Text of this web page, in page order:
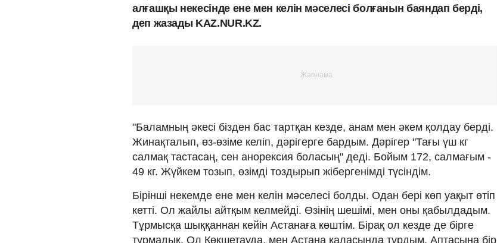
алғашқы некесінде ене мен келін мәселесі болғанын баяндап берді,
деп жазады KAZ.NUR.KZ.
"Баламның әкесі бізден бас тартқан кезде, анам мен әкем қолдау берді.
Жинақталып, өз-өзіме келіп, дәрігерге бардым. Дәрігер "Тағы үш кг
салмақ тастасаң, сен анорексия боласың" деді. Бойым 172, салмағым -
49 кг. Жүйкем тозып, өзімді тоздырып жібергенімді түсіндім.
Бірінші некемде ене мен келін мәселесі болды. Одан бері көп уақыт өтіп
кетті. Ол жайлы айтқым келмейді. Өзінің шешімі, мен оны қабылдадым.
Тұрмысқа шыққаннан кейін Астанаға көштім. Бірақ ол кезде де бірге
тұрмадық. Ол Көкшетауда, мен Астана қаласында тұрдым. Аптасына бір